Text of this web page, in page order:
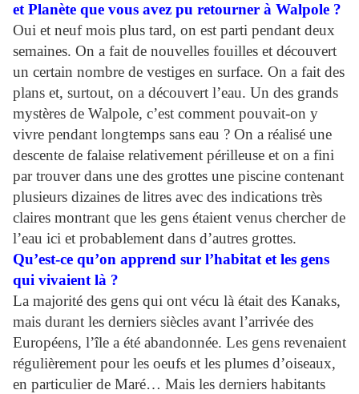
et Planète que vous avez pu retourner à Walpole ?
Oui et neuf mois plus tard, on est parti pendant deux
semaines. On a fait de nouvelles fouilles et découvert
un certain nombre de vestiges en surface. On a fait des
plans et, surtout, on a découvert l’eau. Un des grands
mystères de Walpole, c’est comment pouvait-on y
vivre pendant longtemps sans eau ? On a réalisé une
descente de falaise relativement périlleuse et on a fini
par trouver dans une des grottes une piscine contenant
plusieurs dizaines de litres avec des indications très
claires montrant que les gens étaient venus chercher de
l’eau ici et probablement dans d’autres grottes.
Qu’est-ce qu’on apprend sur l’habitat et les gens
qui vivaient là ?
La majorité des gens qui ont vécu là était des Kanaks,
mais durant les derniers siècles avant l’arrivée des
Européens, l’île a été abandonnée. Les gens revenaient
régulièrement pour les oeufs et les plumes d’oiseaux,
en particulier de Maré… Mais les derniers habitants